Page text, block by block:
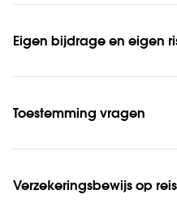
Eigen bijdrage en eigen
Toestemming vragen
Verzekeringsbewijs op reis